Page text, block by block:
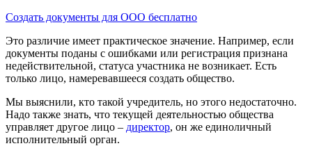
Создать документы для ООО бесплатно
Это различие имеет практическое значение. Например, если
документы поданы с ошибками или регистрация признана
недействительной, статуса участника не возникает. Есть
только лицо, намеревавшееся создать общество.
Мы выяснили, кто такой учредитель, но этого недостаточно.
Надо также знать, что текущей деятельностью общества
управляет другое лицо – директор, он же единоличный
исполнительный орган.